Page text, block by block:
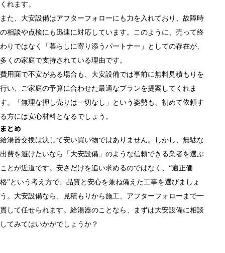
くれます。
また、大安設備はアフターフォローにも力を入れており、故障時
の相談や点検にも迅速に対応しています。このように、売って終
わりではなく「暮らしに寄り添うパートナー」としての存在が、
多くの家庭で支持されている理由です。
費用面で不安がある場合も、大安設備では事前に無料見積もりを
行い、ご家庭の予算に合わせた最適なプランを提案してくれま
す。「無理な押し売りは一切なし」という姿勢も、初めて依頼す
る方には安心材料となるでしょう。
まとめ
給湯器交換は決して安い買い物ではありません。しかし、無駄な
出費を避けたいなら「大安設備」のような信頼できる業者を選ぶ
ことが近道です。安さだけを追い求めるのではなく、“適正価
格”という考え方で、品質と安心を兼ね備えた工事を選びましょ
う。大安設備なら、見積もりから施工、アフターフォローまで一
貫して任せられます。給湯器のことなら、まずは大安設備に相談
してみてはいかがでしょうか？